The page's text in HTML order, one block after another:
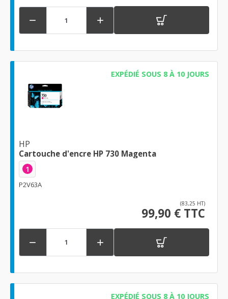
 
EXPÉDIÉ SOUS 8 À 10 JOURS
HP
Cartouche d'encre HP 730 Magenta
1
P2V63A
(83,25 HT)
99,90 € TTC
 
EXPÉDIÉ SOUS 8 À 10 JOURS